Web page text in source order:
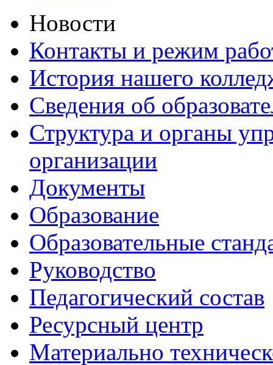
Новости
Контакты и режим
История нашего
Сведения об
Структура и органы
организации
Документы
Образование
Образовательные
Руководство
Педагогический состав
Ресурсный центр
Материально